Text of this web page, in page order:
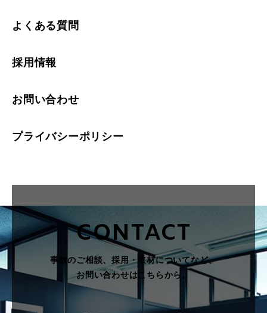
よくある質問
採用情報
お問い合わせ
プライバシーポリシー
CONTACT
事故のご相談、採用・取材についてなど、
お問い合わせはこちらから。